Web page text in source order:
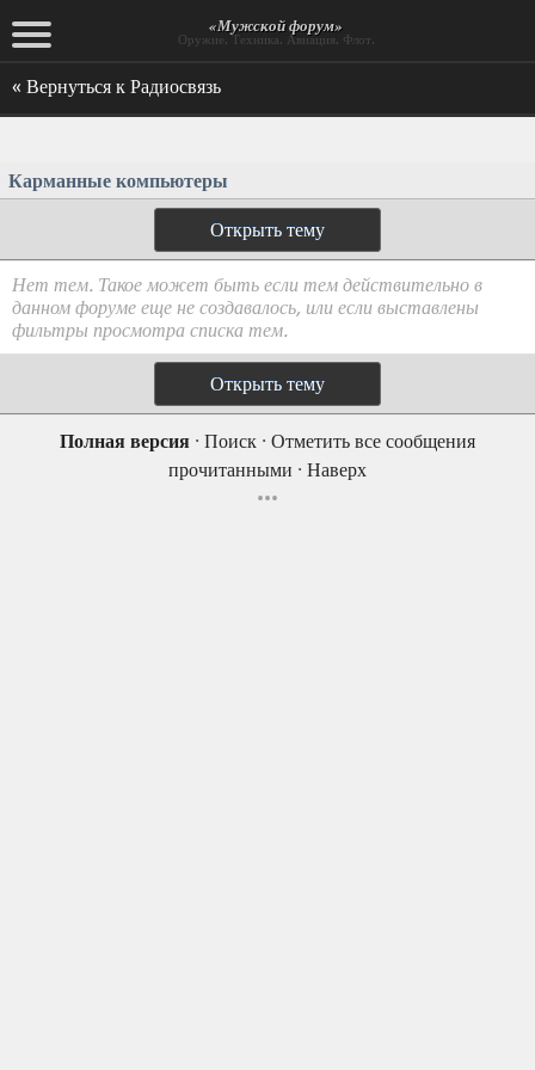
«Мужской форум»
Оружие. Техника. Авиация. Флот.
« Вернуться к Радиосвязь
Карманные компьютеры
Открыть тему
Нет тем. Такое может быть если тем действительно в
данном форуме еще не создавалось, или если выставлены
фильтры просмотра списка тем.
Открыть тему
Полная версия · Поиск · Отметить все сообщения
прочитанными · Наверх
•••